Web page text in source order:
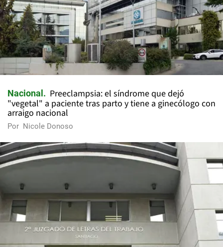
Nacional
Preeclampsia: el síndrome que dejó
"vegetal" a paciente tras parto y tiene a ginecólogo con
arraigo nacional
Por Nicole Donoso